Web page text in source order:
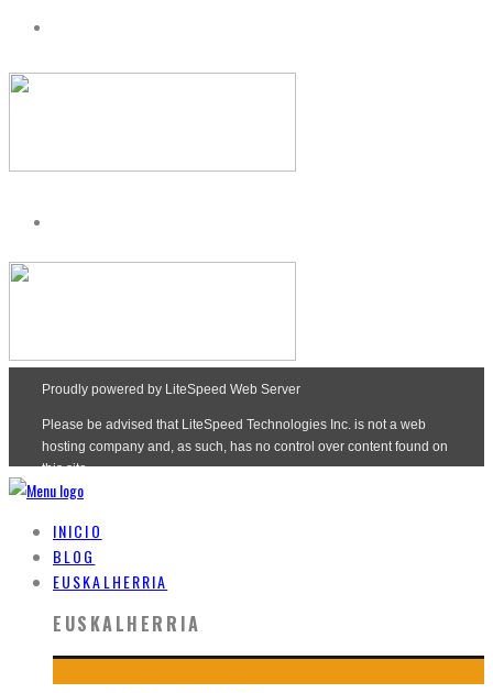
INICIO
BLOG
EUSKALHERRIA
EUSKALHERRIA